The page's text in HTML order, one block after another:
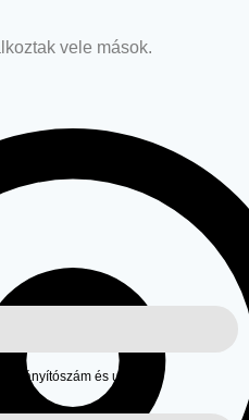
vele mások.
irányítószám és utcanév)